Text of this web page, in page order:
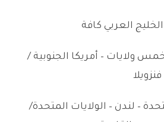
/ خمس ولايات – أمريكا الجنوبية /
– لندن – الولايات المتحدة/